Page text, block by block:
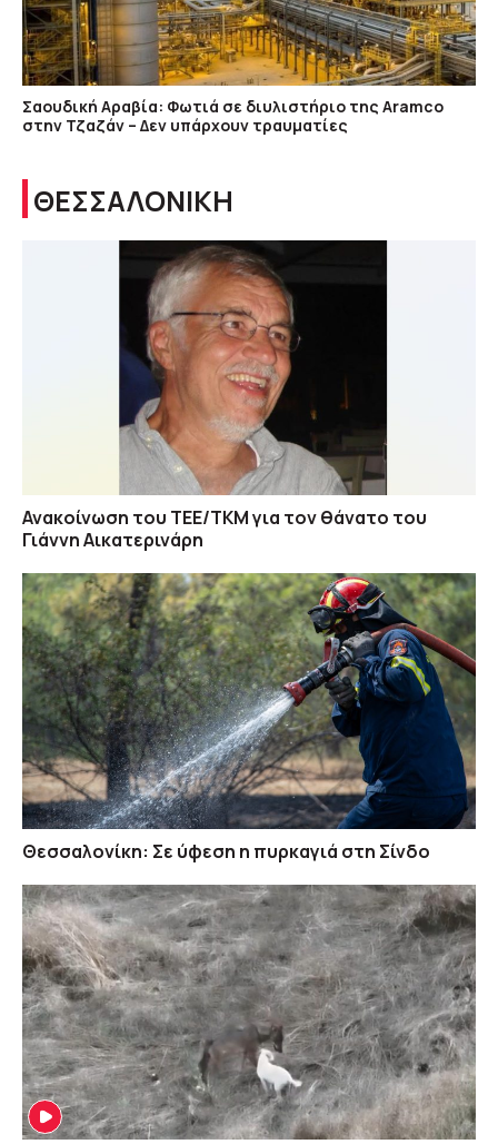
Σαουδική Αραβία: Φωτιά σε διυλιστήριο της Aramco
στην Τζαζάν – Δεν υπάρχουν τραυματίες
ΘΕΣΣΑΛΟΝΙΚΗ
Ανακοίνωση του ΤΕΕ/ΤΚΜ για τον θάνατο του
Γιάννη Αικατερινάρη
Θεσσαλονίκη: Σε ύφεση η πυρκαγιά στη Σίνδο